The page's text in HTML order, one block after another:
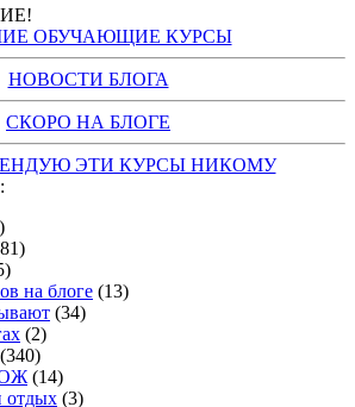
ОБУЧАЮЩИЕ КУРСЫ
НОВОСТИ БЛОГА
СКОРО НА БЛОГЕ
ЭТИ КУРСЫ НИКОМУ
на блоге (13)
(34)
(2)
(340)
(14)
отдых (3)